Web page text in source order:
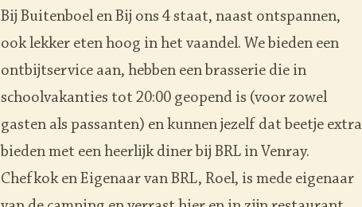
Bij Buitenboel en Bij ons 4 staat, naast ontspannen,
ook lekker eten hoog in het vaandel. We bieden een
ontbijtservice aan, hebben een brasserie die in
schoolvakanties tot 20:00 geopend is (voor zowel
gasten als passanten) en kunnen jezelf dat beetje extra
bieden met een heerlijk diner bij BRL in Venray.
Chefkok en Eigenaar van BRL, Roel, is mede eigenaar